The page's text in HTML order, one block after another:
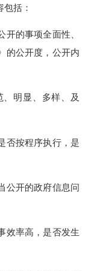
括：
的事项全面性、
的公开度，公开内
明显、多样、及
按程序执行，是
开的政府信息问
率高，是否发生